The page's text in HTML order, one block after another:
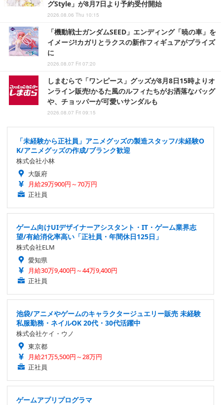
グStyle」が8月7日より予約受付開始
2026.08.06 Thu 10:15
「機動戦士ガンダムSEED」エンディング「暁の車」を
イメージ!カガリとラクスの新作フィギュアがプライズ
に
2026.08.07 Fri 07:20
しまむらで「ワンピース」グッズが8月8日15時よりオ
ンライン販売!かるた風のルフィたちがお洒落なバッグ
や、チョッパーが可愛いサンダルも
2026.08.07 Fri 09:15
「未経験から正社員」アニメグッズの製造スタッフ/未経験O
K/アニメグッズの作成/ブランク歓迎
株式会社小林
大阪府
月給29万900円～70万円
正社員
ゲーム向けUIデザイナーアシスタント・IT・ゲーム業界志
望/有給消化率高い「正社員・年間休日125日」
株式会社ELM
愛知県
月給30万9,400円～44万9,400円
正社員
池袋/アニメやゲームのキャラクタージュエリー販売 未経験
私服勤務・ネイルOK 20代・30代活躍中
株式会社ケイ・ウノ
東京都
月給21万5,500円～28万円
正社員
ゲームアプリプログラマ